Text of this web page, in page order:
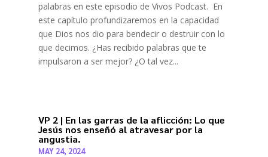
palabras en este episodio de Vivos Podcast. En
este capítulo profundizaremos en la capacidad
que Dios nos dio para bendecir o destruir con lo
que decimos. ¿Has recibido palabras que te
impulsaron a ser mejor? ¿O tal vez...
VP 2 | En las garras de la aflicción: Lo que
Jesús nos enseñó al atravesar por la
angustia.
MAY 24, 2024